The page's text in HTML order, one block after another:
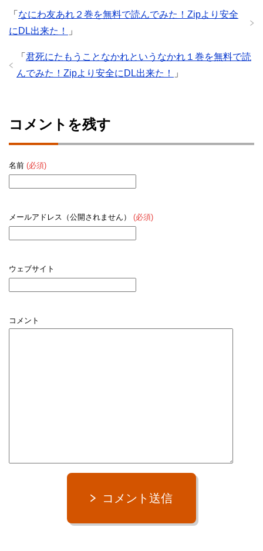
「 なにわ友あれ２巻を無料で読んでみた！Zipより安全
にDL出来た！
」
「 君死にたもうことなかれというなかれ１巻を無料で読
んでみた！Zipより安全にDL出来た！
」
コメントを残す
名前 (必須)
メールアドレス（公開されません） (必須)
ウェブサイト
コメント
コメント送信